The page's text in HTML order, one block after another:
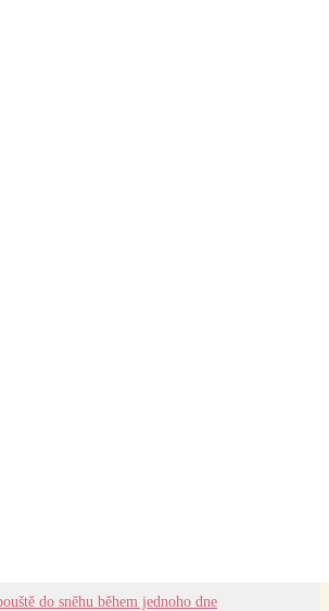
do sněhu během jednoho dne